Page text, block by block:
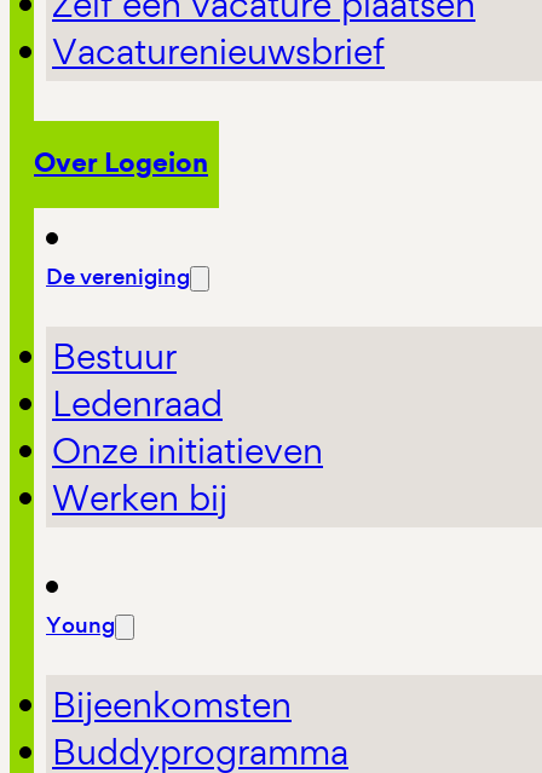
Vacaturenieuwsbrief
Over Logeion
De vereniging
Bestuur
Ledenraad
Onze initiatieven
Werken bij
Young
Bijeenkomsten
Buddyprogramma